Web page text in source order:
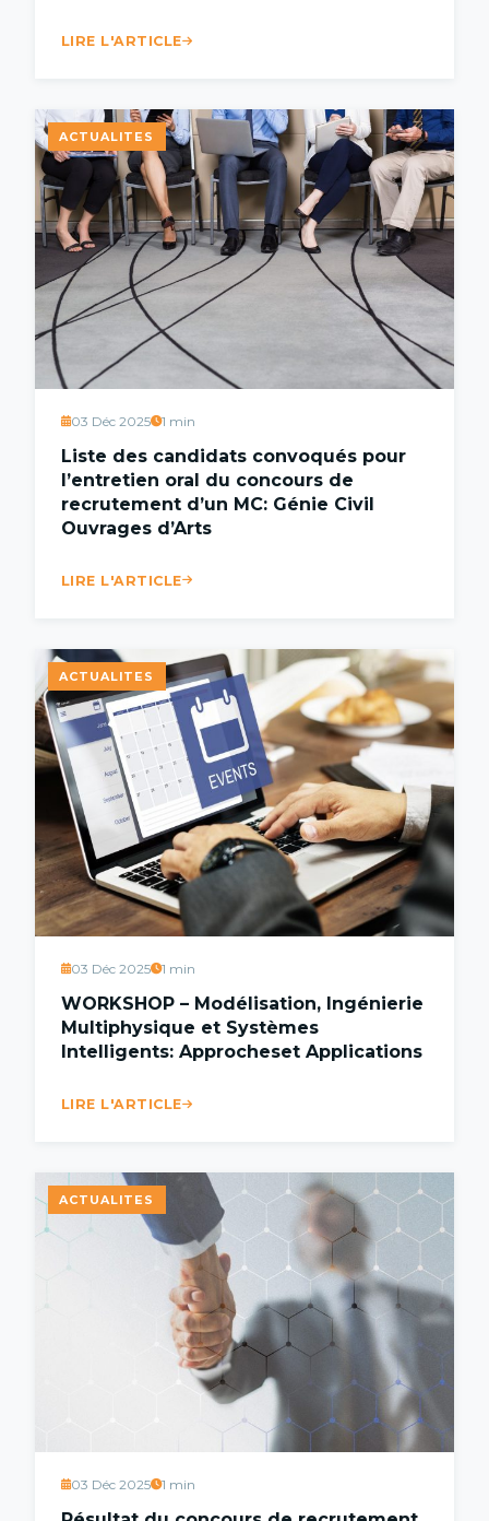
LIRE L'ARTICLE
ACTUALITES
03 Déc 2025 1 min
Liste des candidats convoqués pour
l’entretien oral du concours de
recrutement d’un MC: Génie Civil
Ouvrages d’Arts
LIRE L'ARTICLE
ACTUALITES
03 Déc 2025 1 min
WORKSHOP – Modélisation, Ingénierie
Multiphysique et Systèmes
Intelligents: Approcheset Applications
LIRE L'ARTICLE
ACTUALITES
03 Déc 2025 1 min